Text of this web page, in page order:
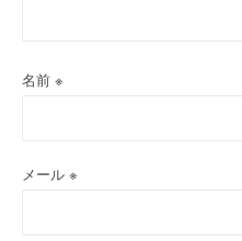
名前 ※
メール ※